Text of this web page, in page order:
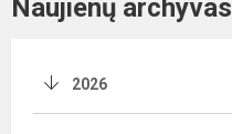
Naujienų archyvas
2026